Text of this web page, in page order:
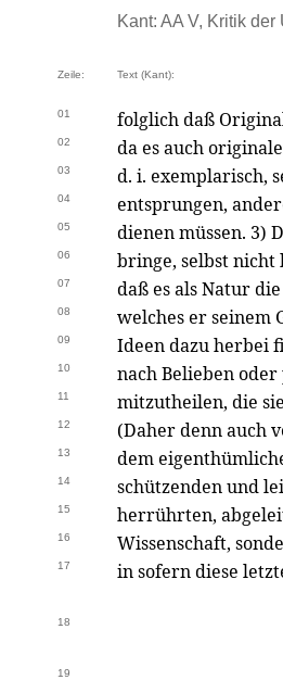
Kant: AA V, Kritik der
Zeile: Text (Kant):
01 folglich daß
02 da es auch
03 d. i. exemplarisch,
04 entsprungen,
05 dienen müssen. 3)
06 bringe, selbst nicht
07 daß es als Natur
08 welches er seinem
09 Ideen dazu herbei
10 nach Belieben
11 mitzutheilen, die
12 (Daher denn auch
13 dem
14 schützenden und
15 herrührten,
16 Wissenschaft,
17 in sofern diese
18
19